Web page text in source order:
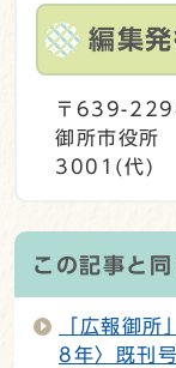
編集
〒639-
御所市役
3001(代)
この記事と
「広報御
8年〉既刊号